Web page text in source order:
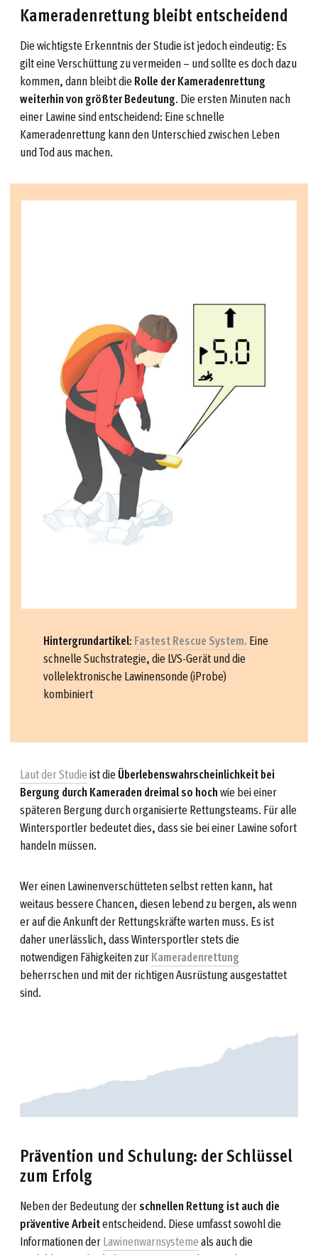
Kameradenrettung bleibt entscheidend
Die wichtigste Erkenntnis der Studie ist jedoch eindeutig: Es
gilt eine Verschüttung zu vermeiden – und sollte es doch dazu
kommen, dann bleibt dieRolle der Kameradenrettung
weiterhin von größter Bedeutung. Die ersten Minuten nach
einer Lawine sind entscheidend: Eine schnelle
Kameradenrettung kann den Unterschied zwischen Leben
und Tod aus machen.
Hintergrundartikel: Fastest Rescue System. Eine
schnelle Suchstrategie, die LVS-Gerät und die
vollelektronische Lawinensonde (iProbe)
kombiniert
Laut der Studieist dieÜberlebenswahrscheinlichkeit bei
Bergung durch Kameraden dreimal so hochwie bei einer
späteren Bergung durch organisierte Rettungsteams. Für alle
Wintersportler bedeutet dies, dass sie bei einer Lawine sofort
handeln müssen.
Wer einen Lawinenverschütteten selbst retten kann, hat
weitaus bessere Chancen, diesen lebend zu bergen, als wenn
er auf die Ankunft der Rettungskräfte warten muss. Es ist
daher unerlässlich, dass Wintersportler stets die
notwendigen Fähigkeiten zurKameradenrettung
beherrschen und mit der richtigen Ausrüstung ausgestattet
sind.
Prävention und Schulung: der Schlüssel
zum Erfolg
Neben der Bedeutung derschnellen Rettung ist auch die
präventive Arbeitentscheidend. Diese umfasst sowohl die
Informationen derLawinenwarnsystemeals auch die